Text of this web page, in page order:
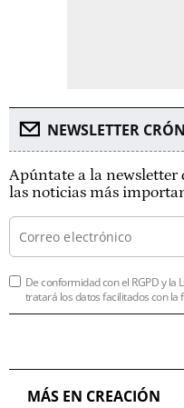
NEWSLETTER
Apúntate a la
las noticias más
De conformidad con el RGPD y la
tratará los datos facilitados con
MÁS EN CREACIÓN